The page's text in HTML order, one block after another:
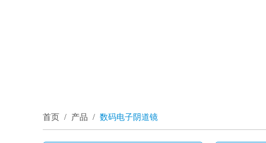
首页 / 产品 / 数码电子阴道镜